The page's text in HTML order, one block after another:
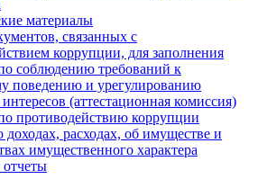
материалы
связанных с
коррупции, для заполнения
соблюдению требований к
поведению и урегулированию
(аттестационная комиссия)
противодействию коррупции
доходах, расходах, об имуществе и
имущественного характера